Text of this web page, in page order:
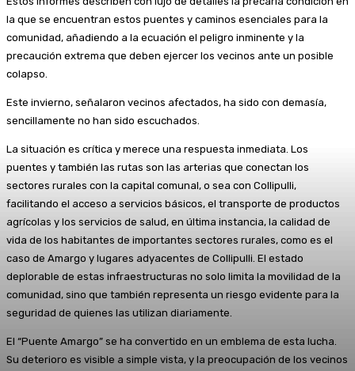
la que se encuentran estos puentes y caminos esenciales para la
comunidad, añadiendo a la ecuación el peligro inminente y la
precaución extrema que deben ejercer los vecinos ante un posible
colapso.
Este invierno, señalaron vecinos afectados, ha sido con demasía,
sencillamente no han sido escuchados.
La situación es crítica y merece una respuesta inmediata. Los
puentes y también las rutas son las arterias que conectan los
sectores rurales con la capital comunal, o sea con Collipulli,
facilitando el acceso a servicios básicos, el transporte de productos
agrícolas y los servicios de salud, en última instancia, la calidad de
vida de los habitantes de importantes sectores rurales, como es el
caso de Amargo y lugares adyacentes de Collipulli. El estado
deplorable de estas infraestructuras no solo limita la movilidad de la
comunidad, sino que también representa un riesgo evidente para la
seguridad de quienes las utilizan diariamente.
El “Puente Amargo” se ha convertido en un emblema de esta lucha.
Su deterioro es visible a simple vista, y la preocupación de los vecinos